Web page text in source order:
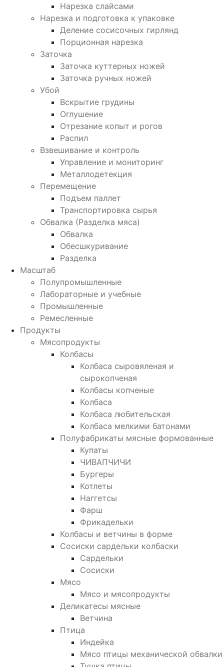
Нарезка слайсами
Нарезка и подготовка к упаковке
Деление сосисочных гирлянд
Порционная нарезка
Заточка
Заточка куттерных ножей
Заточка ручных ножей
Убой
Вскрытие грудины
Оглушение
Отрезание копыт и рогов
Распил
Взвешивание и контроль
Управление и мониторинг
Металлодетекция
Перемещение
Подъем паллет
Транспортировка сырья
Обвалка (Разделка мяса)
Обвалка
Обесшкуривание
Разделка
Масштаб
Полупромышленные
Лабораторные и учебные
Промышленные
Ремесленные
Продукты
Мясопродукты
Колбасы
Колбаса сыровяленая и
сырокопченая
Колбасы копченые
Колбаса
Колбаса любительская
Колбаса мелкими батонами
Полуфабрикаты мясные формованные
Купаты
ЧИВАПЧИЧИ
Бургеры
Котлеты
Наггетсы
Фарш
Фрикадельки
Колбасы и ветчины в форме
Сосиски сардельки колбаски
Сардельки
Сосиски
Мясо
Мясо и мясопродукты
Деликатесы мясные
Ветчина
Птица
Индейка
Мясо птицы механической обвалки